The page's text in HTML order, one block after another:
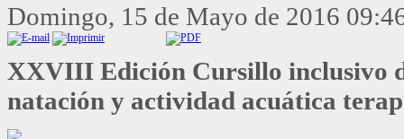
Domingo, 15 de Mayo de 2016
XXVIII Edición Cursillo inclusivo
natación y actividad acuática